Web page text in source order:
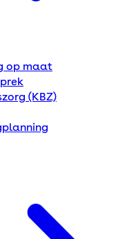
op maat
(KBZ)